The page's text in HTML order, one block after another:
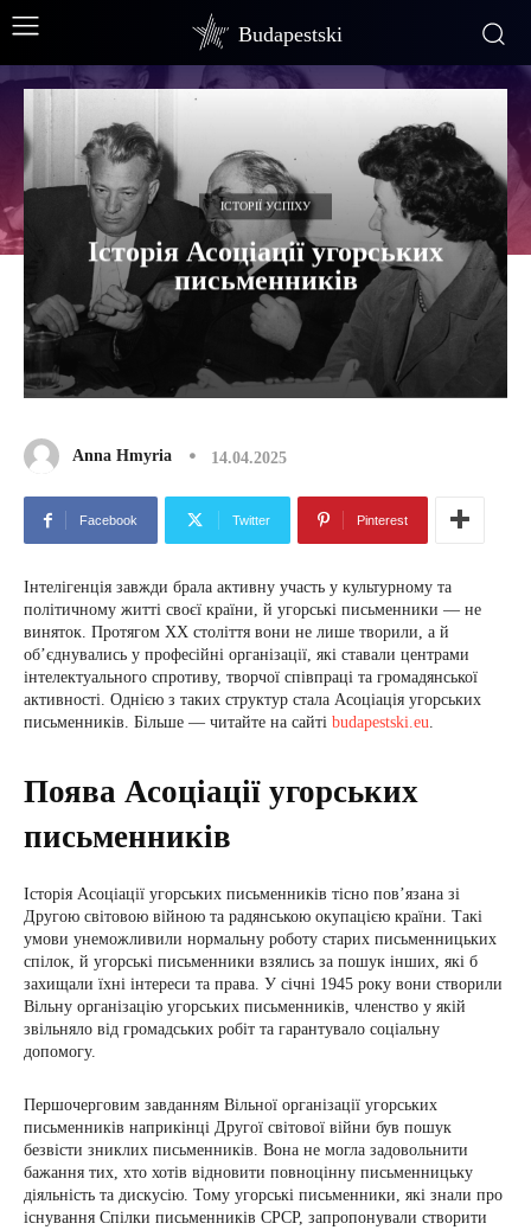
Budapestski
ІСТОРІЇ УСПІХУ
Історія Асоціації угорських
письменників
Anna Hmyria 14.04.2025
Facebook Twitter Pinterest
Інтелігенція завжди брала активну участь у культурному та
політичному житті своєї країни, й угорські письменники — не
виняток. Протягом XX століття вони не лише творили, а й
об’єднувались у професійні організації, які ставали центрами
інтелектуального спротиву, творчої співпраці та громадянської
активності. Однією з таких структур стала Асоціація угорських
письменників. Більше — читайте на сайті budapestski.eu.
Поява Асоціації угорських
письменників
Історія Асоціації угорських письменників тісно пов’язана зі
Другою світовою війною та радянською окупацією країни. Такі
умови унеможливили нормальну роботу старих письменницьких
спілок, й угорські письменники взялись за пошук інших, які б
захищали їхні інтереси та права. У січні 1945 року вони створили
Вільну організацію угорських письменників, членство у якій
звільняло від громадських робіт та гарантувало соціальну
допомогу.
Першочерговим завданням Вільної організації угорських
письменників наприкінці Другої світової війни був пошук
безвісти зниклих письменників. Вона не могла задовольнити
бажання тих, хто хотів відновити повноцінну письменницьку
діяльність та дискусію. Тому угорські письменники, які знали про
існування Спілки письменників СРСР, запропонували створити